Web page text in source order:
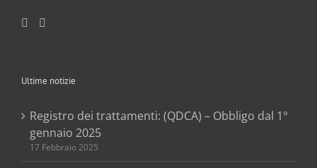
Ultime notizie
Registro dei trattamenti: (QDCA) – Obbligo dal 1°
gennaio 2025
17 Febbraio 2025